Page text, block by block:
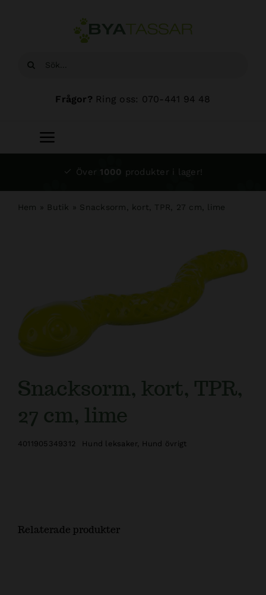
Sök
Frågor? Ring oss: 070-441 94 48
Toggle
Navigation
Över 1000 produkter i lager!
Hem » Butik » Snacksorm, kort, TPR, 27 cm, lime
Snacksorm, kort, TPR,
27 cm, lime
4011905349312 Hund leksaker Hund övrigt
Relaterade produkter